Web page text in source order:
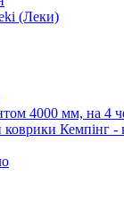
(Леки)
4000 мм, на 4
Кемпінг -